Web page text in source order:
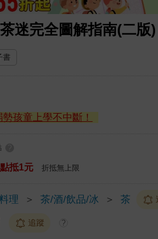
迷完全圖解指南(二版)
書
孩童上學不中斷！
抵1元 折抵無上限
理 ＞ 茶/酒/飲品/冰 ＞ 茶
追蹤 ?